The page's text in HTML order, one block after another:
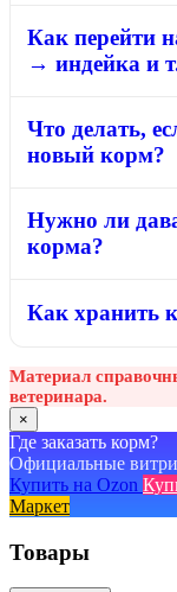
Как перейти
→ индейка и
Что делать,
новый корм?
Нужно ли
корма?
Как хранить
Материал
ветеринара.
×
Где заказать корм?
Официальные
Купить на Ozon
Маркет
Товары